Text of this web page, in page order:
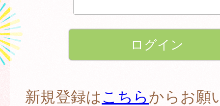
新規登録はこちらからお願